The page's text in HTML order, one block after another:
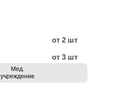
от 2 шт
от 3 шт
Мед.
учреждение